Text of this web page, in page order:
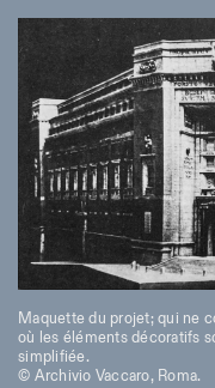
Designed by Dallas
Maquette du projet; qui ne
où les éléments décoratifs
simplifiée.
© Archivio Vaccaro, Roma.